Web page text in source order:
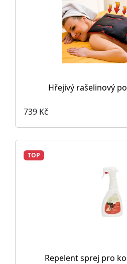
Hřejivý rašelinový
739 Kč
TOP
Repelent sprej pro